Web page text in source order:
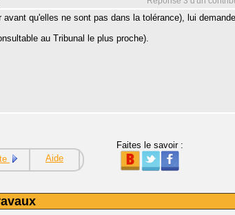
qu'elles ne sont pas dans la tolérance), lui
au Tribunal le plus proche).
Aide
Faites le savoir :